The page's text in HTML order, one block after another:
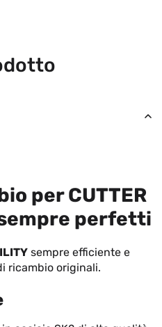
per CUTTER
perfetti
sempre efficiente e
ricambio originali.